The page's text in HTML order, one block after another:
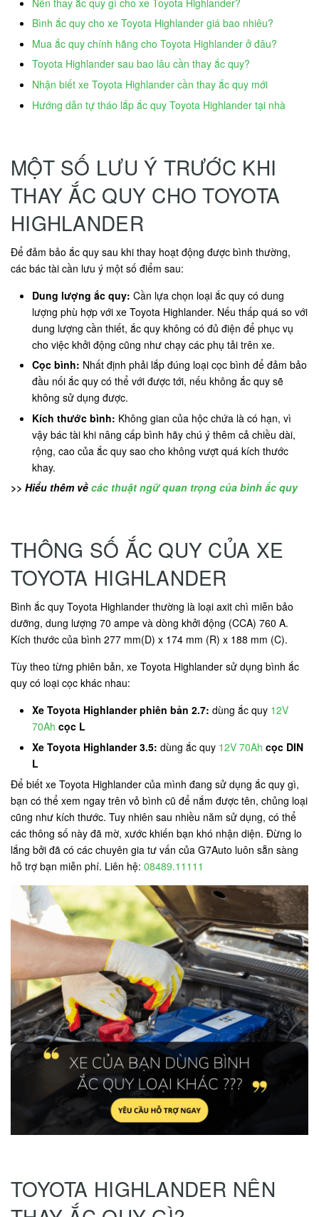
Bình ắc quy cho xe Toyota Highlander giá bao nhiêu?
Mua ắc quy chính hãng cho Toyota Highlander ở đâu?
Toyota Highlander sau bao lâu cần thay ắc quy?
Nhận biết xe Toyota Highlander cần thay ắc quy mới
Hướng dẫn tự tháo lắp ắc quy Toyota Highlander tại nhà
MỘT SỐ LƯU Ý TRƯỚC KHI
THAY ẮC QUY CHO TOYOTA
HIGHLANDER
Để đảm bảo ắc quy sau khi thay hoạt động được bình thường,
các bác tài cần lưu ý một số điểm sau:
Dung lượng ắc quy: Cần lựa chọn loại ắc quy có dung
lượng phù hợp với xe Toyota Highlander. Nếu thấp quá so với
dung lượng cần thiết, ắc quy không có đủ điện để phục vụ
cho việc khởi động cũng như chạy các phụ tải trên xe.
Cọc bình: Nhất định phải lắp đúng loại cọc bình để đảm bảo
đầu nối ắc quy có thể với được tới, nếu không ắc quy sẽ
không sử dụng được.
Kích thước bình: Không gian của hộc chứa là có hạn, vì
vậy bác tài khi nâng cấp bình hãy chú ý thêm cả chiều dài,
rộng, cao của ắc quy sao cho không vượt quá kích thước
khay.
>> Hiểu thêm về các thuật ngữ quan trọng của bình ắc quy
THÔNG SỐ ẮC QUY CỦA XE
TOYOTA HIGHLANDER
Bình ắc quy Toyota Highlander thường là loại axit chì miễn bảo
dưỡng, dung lượng 70 ampe và dòng khởi động (CCA) 760 A.
Kích thước của bình 277 mm(D) x 174 mm (R) x 188 mm (C).
Tùy theo từng phiên bản, xe Toyota Highlander sử dụng bình ắc
quy có loại cọc khác nhau:
Xe Toyota Highlander phiên bản 2.7: dùng ắc quy 12V
70Ah cọc L
Xe Toyota Highlander 3.5: dùng ắc quy 12V 70Ah cọc DIN
L
Để biết xe Toyota Highlander của mình đang sử dụng ắc quy gì,
bạn có thể xem ngay trên vỏ bình cũ để nắm được tên, chủng loại
cũng như kích thước. Tuy nhiên sau nhiều năm sử dụng, có thể
các thông số này đã mờ, xước khiến bạn khó nhận diện. Đừng lo
lắng bởi đã có các chuyên gia tư vấn của G7Auto luôn sẵn sàng
hỗ trợ bạn miễn phí. Liên hệ: 08489.11111
TOYOTA HIGHLANDER NÊN